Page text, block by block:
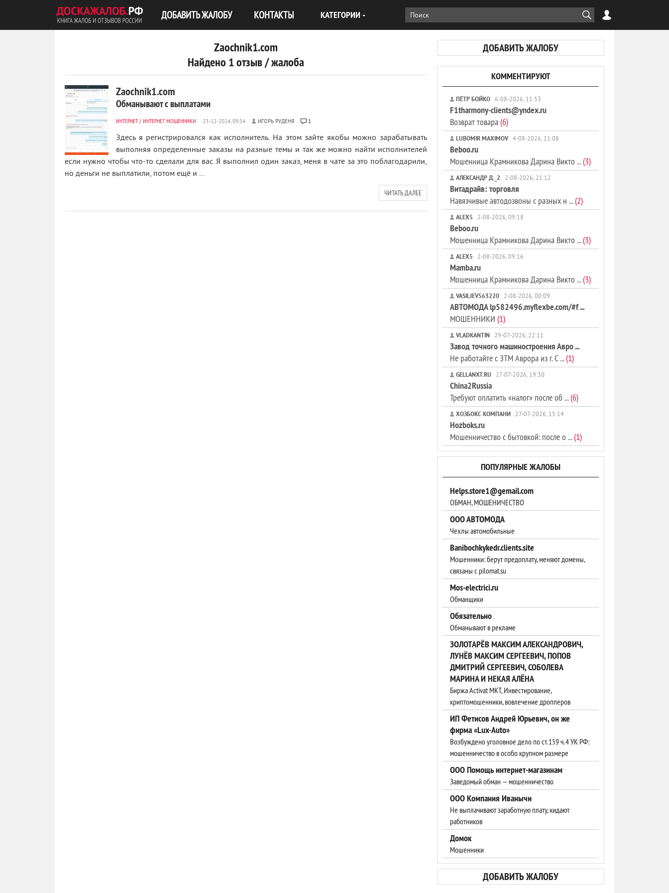
ДОБАВИТЬ ЖАЛОБУ КОНТАКТЫ КАТЕГОРИИ
ДОБАВИТЬ ЖАЛОБУ
Zaochnik1.com
Найдено 1 отзыв / жалоба
1
Zaochnik1.com
Обманывают с выплатами
ИНТЕРНЕТ/ ИНТЕРНЕТ МОШЕННИКИ ИГОРЬ РУДЕНЯ 1
Здесь я регистрировался как исполнитель. На этом зайте якобы можно зарабатывать
выполняя определенные заказы на разные темы и так же можно найти исполнителей
если нужно чтобы что-то сделали для вас. Я выполнил один заказ, меня в чате за это поблагодарили,
но деньги не выплатили, потом ещё и ...
ЧИТАТЬ ДАЛЕЕ
КОММЕНТИРУЮТ
ПЁТР БОЙКО 6-08-2026, 11:53
F1tharmony-clients@yndex.ru
Возврат товара(6)
LUBOMIR MAXIMOV 4-08-2026, 11:08
Beboo.ru
Мошенница Крамникова Дарина Викто ...(3)
АЛЕКСАНДР Д._2 2-08-2026, 21:12
Витадрайв: торговля
Навязчивые автодозвоны с разных н ...(2)
ALEX5 2-08-2026, 09:18
Beboo.ru
Мошенница Крамникова Дарина Викто ...(3)
ALEX5 2-08-2026, 09:16
Mamba.ru
Мошенница Крамникова Дарина Викто ...(3)
VASILJEV563220 2-08-2026, 00:09
АВТОМОДА lp582496.myflexbe.com/#f ...
МОШЕННИКИ (1)
VLADKANTIN 29-07-2026, 22:11
Завод точного машиностроения Авро ...
Не работайте с ЗТМ Аврора из г. С ...(1)
GELLANXT.RU 27-07-2026, 19:30
China2Russia
Требуют оплатить «налог» после об ...(6)
ХОЗБОКС КОМПАНИ 27-07-2026, 15:14
Hozboks.ru
Мошенничество с бытовкой: после о ...(1)
ПОПУЛЯРНЫЕ ЖАЛОБЫ
Helps.store1@gemail.com
ОБМАН, МОШЕНИЧЕСТВО
ООО АВТОМОДА
Чехлы автомобильные
Banibochkykedr.clients.site
Мошенники: берут предоплату, меняют домены,
связаны с pilomat.su
Mos-electrici.ru
Обманщики
Обязательно
Обманывают в рекламе
ЗОЛОТАРЁВ МАКСИМ АЛЕКСАНДРОВИЧ,
ЛУНЁВ МАКСИМ СЕРГЕЕВИЧ, ПОПОВ
ДМИТРИЙ СЕРГЕЕВИЧ, СОБОЛЕВА
МАРИНА И НЕКАЯ АЛЁНА
Биржа Activat MKT, Инвестирование,
криптомошенники, вовлечение дропперов
ИП Фетисов Андрей Юрьевич, он же
фирма «Lux-Auto»
Возбуждено уголовное дело по ст. 159 ч. 4 УК РФ:
мошенничество в особо крупном размере
ООО Помощь интернет-магазинам
Заведомый обман — мошенничество
ООО Компания Иванычи
Не выплачивают заработную плату, кидают
работников
Домок
Мошенники
ДОБАВИТЬ ЖАЛОБУ